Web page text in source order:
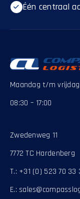
Één centraal
Maandag t/m vrijdag
08:30 – 17:00
Zwedenweg 11
7772 TC Hardenberg
T.: +31 (0) 523 70 33
E.: